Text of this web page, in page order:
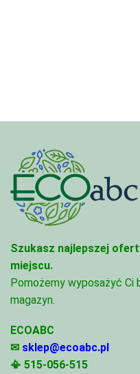
Szukasz najlepszej
miejscu.
Pomożemy wyposażyć Ci
magazyn.
ECOABC
✉ sklep@ecoabc.pl
📳 515-056-515